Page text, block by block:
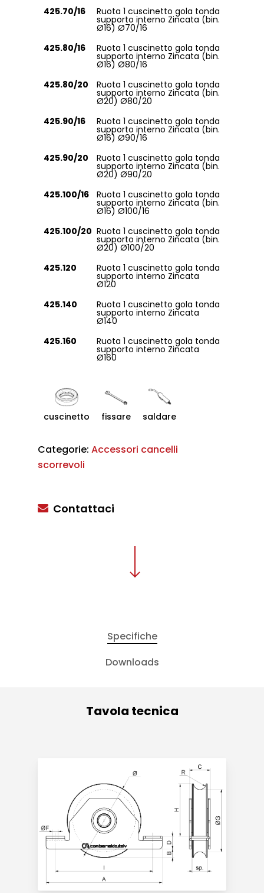
425.70/16
Ruota 1 cuscinetto gola tonda
supporto interno Zincata (bin.
Ø16) Ø70/16
425.80/16
Ruota 1 cuscinetto gola tonda
supporto interno Zincata (bin.
Ø16) Ø80/16
425.80/20
Ruota 1 cuscinetto gola tonda
supporto interno Zincata (bin.
Ø20) Ø80/20
425.90/16
Ruota 1 cuscinetto gola tonda
supporto interno Zincata (bin.
Ø16) Ø90/16
425.90/20
Ruota 1 cuscinetto gola tonda
supporto interno Zincata (bin.
Ø20) Ø90/20
425.100/16
Ruota 1 cuscinetto gola tonda
supporto interno Zincata (bin.
Ø16) Ø100/16
425.100/20 Ruota 1 cuscinetto gola tonda
supporto interno Zincata (bin.
Ø20) Ø100/20
425.120
Ruota 1 cuscinetto gola tonda
supporto interno Zincata
Ø120
425.140
Ruota 1 cuscinetto gola tonda
supporto interno Zincata
Ø140
425.160
Ruota 1 cuscinetto gola tonda
supporto interno Zincata
Ø160
cuscinetto fissare saldare
Categorie: Accessori cancelli
scorrevoli
Contattaci
Specifiche
Downloads
Tavola tecnica